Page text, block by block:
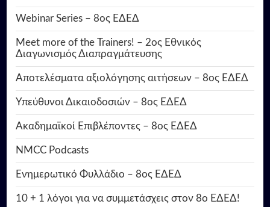
Webinar Series – 8ος ΕΔΕΔ
Meet more of the Trainers! – 2ος Εθνικός
Διαγωνισμός Διαπραγμάτευσης
Αποτελέσματα αξιολόγησης αιτήσεων – 8ος ΕΔΕΔ
Υπεύθυνοι Δικαιοδοσιών – 8ος ΕΔΕΔ
Ακαδημαϊκοί Επιβλέποντες – 8ος ΕΔΕΔ
NMCC Podcasts
Ενημερωτικό Φυλλάδιο – 8ος ΕΔΕΔ
10 + 1 λόγοι για να συμμετάσχεις στον 8ο ΕΔΕΔ!